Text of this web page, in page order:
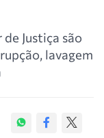
Justiça são
lavagem